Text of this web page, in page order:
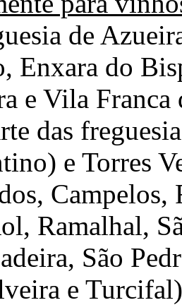
de
Enxara do
e Vila
das
e Torres
Ramalhal,
São
e